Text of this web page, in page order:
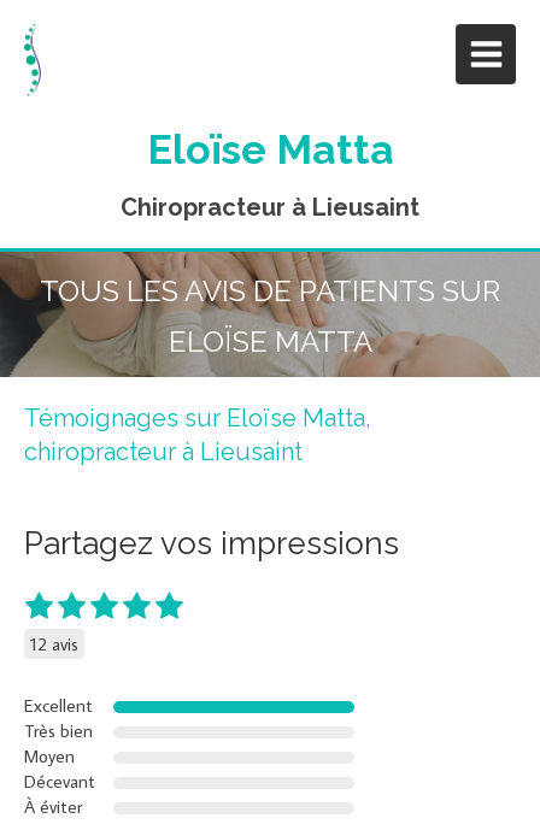
Eloïse Matta
Chiropracteur à Lieusaint
TOUS LES AVIS DE PATIENTS SUR
ELOÏSE MATTA
Témoignages sur Eloïse Matta,
chiropracteur à Lieusaint
Partagez vos impressions
12 avis
Excellent
Très bien
Moyen
Décevant
À éviter